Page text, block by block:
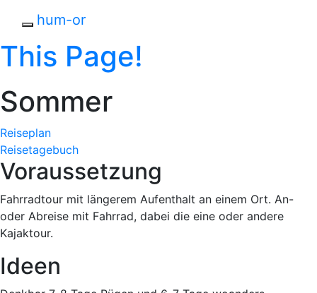
hum-or
This Page!
Sommer
Reiseplan
Reisetagebuch
Voraussetzung
Fahrradtour mit längerem Aufenthalt an einem Ort. An-
oder Abreise mit Fahrrad, dabei die eine oder andere
Kajaktour.
Ideen